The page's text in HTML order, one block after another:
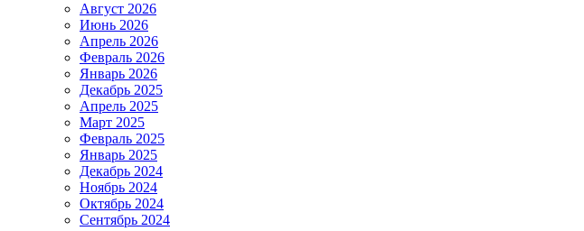
Август 2026
Июнь 2026
Апрель 2026
Февраль 2026
Январь 2026
Декабрь 2025
Апрель 2025
Март 2025
Февраль 2025
Январь 2025
Декабрь 2024
Ноябрь 2024
Октябрь 2024
Сентябрь 2024